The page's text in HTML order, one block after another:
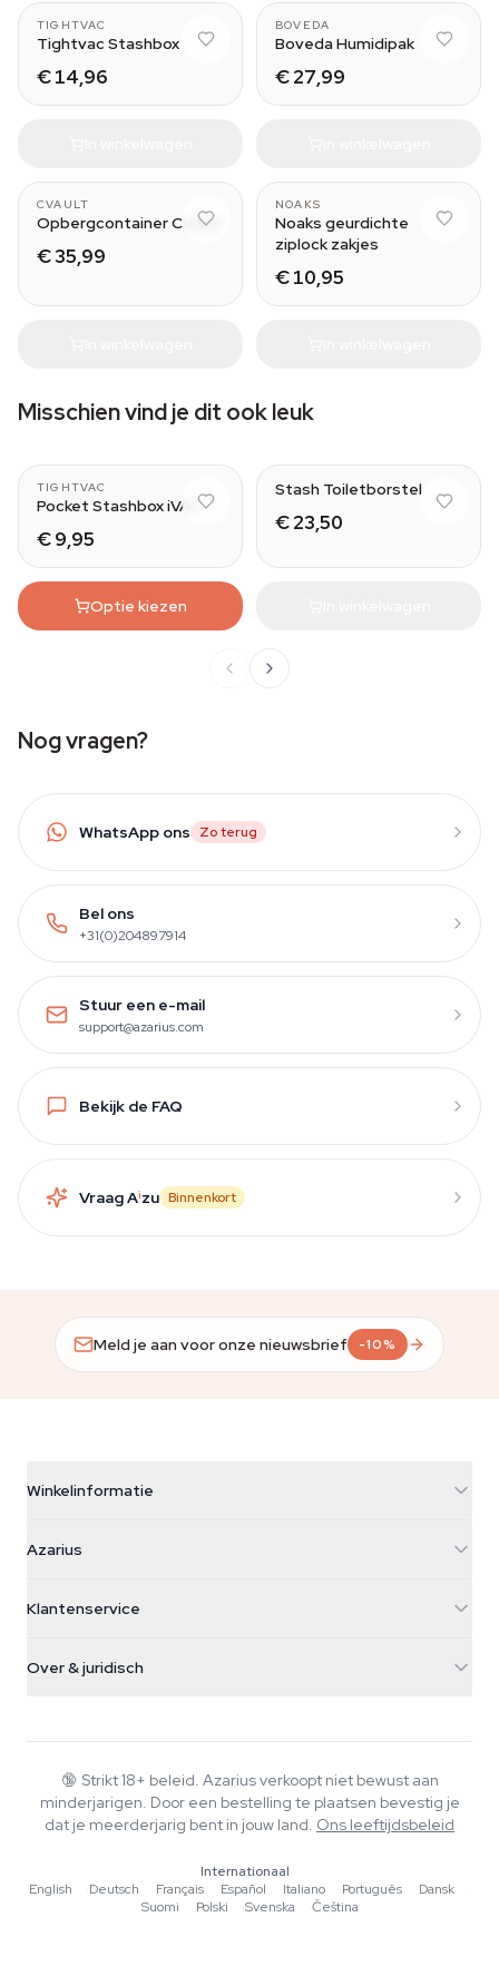
TIGHTVAC
Tightvac Stashbox
€ 14,96
BOVEDA
Boveda Humidipak
€ 27,99
CVAULT
Opbergcontainer CVault
€ 35,99
NOAKS
Noaks geurdichte
ziplock zakjes
€ 10,95
Misschien vind je dit ook leuk
TIGHTVAC
Pocket Stashbox iVAC
€ 9,95
Optie kiezen
Stash Toiletborstel
€ 23,50
Nog vragen?
WhatsApp ons Zo terug
Bel ons
+31(0)204897914
Stuur een e-mail
support@azarius.com
Bekijk de FAQ
Vraag Aizu Binnenkort
Meld je aan voor onze nieuwsbrief -10%
Winkelinformatie
Galvaniweg 11
Nederland
+31(0)204897914
Azarius
Smokeshop
Klantenservice
Retourbeleid
Veelgestelde vragen
Privacybeleid
Over & juridisch
Wiki
Muziek
Redactionele normen
Tools & Calculators
🔞 Strikt 18+ beleid. Azarius verkoopt niet bewust aan
minderjarigen. Door een bestelling te plaatsen bevestig je
dat je meerderjarig bent in jouw land. Ons leeftijdsbeleid
Internationaal
English
·Deutsch ·Français ·Español ·Italiano ·Português ·Dansk
·
Suomi
·Polski ·Svenska ·Čeština